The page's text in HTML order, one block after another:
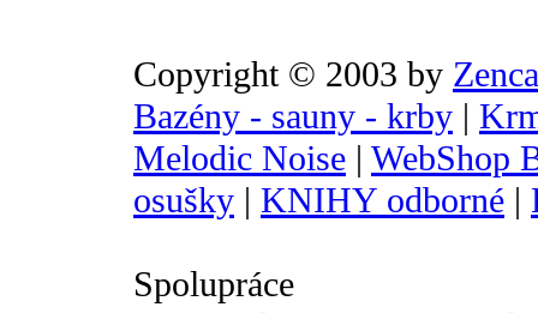
Copyright © 2003 by
Bazény - sauny - krby |
Melodic Noise | WebShop
osušky | KNIHY odborné |
Spolupráce